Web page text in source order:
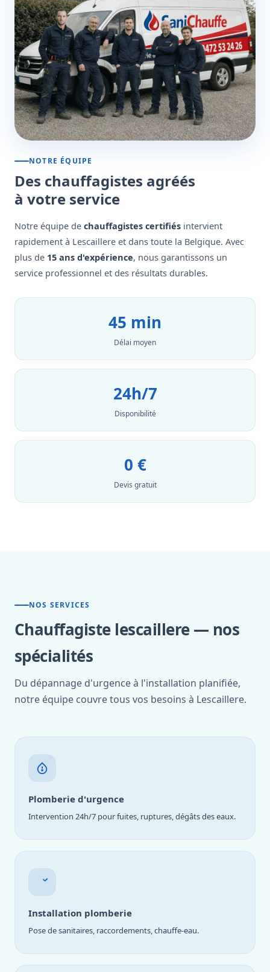
NOTRE ÉQUIPE
Des chauffagistes agréés
à votre service
Notre équipe de chauffagistes certifiés intervient
rapidement à Lescaillere et dans toute la Belgique. Avec
plus de 15 ans d'expérience, nous garantissons un
service professionnel et des résultats durables.
45 min
Délai moyen
24h/7
Disponibilité
0 €
Devis gratuit
NOS SERVICES
Chauffagiste lescaillere — nos
spécialités
Du dépannage d'urgence à l'installation planifiée,
notre équipe couvre tous vos besoins à Lescaillere.
Plomberie d'urgence
Intervention 24h/7 pour fuites, ruptures, dégâts des eaux.
Installation plomberie
Pose de sanitaires, raccordements, chauffe-eau.